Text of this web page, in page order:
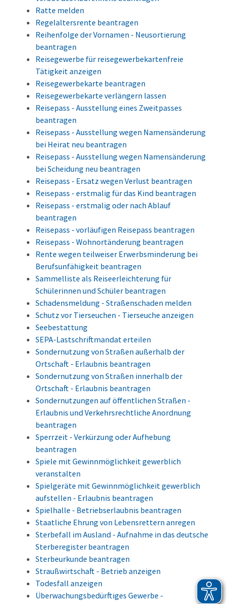
Ratte melden
Regelaltersrente beantragen
Reihenfolge der Vornamen - Neusortierung
beantragen
Reisegewerbe für reisegewerbekartenfreie
Tätigkeit anzeigen
Reisegewerbekarte beantragen
Reisegewerbekarte verlängern lassen
Reisepass - Ausstellung eines Zweitpasses
beantragen
Reisepass - Ausstellung wegen Namensänderung
bei Heirat neu beantragen
Reisepass - Ausstellung wegen Namensänderung
bei Scheidung neu beantragen
Reisepass - Ersatz wegen Verlust beantragen
Reisepass - erstmalig für das Kind beantragen
Reisepass - erstmalig oder nach Ablauf
beantragen
Reisepass - vorläufigen Reisepass beantragen
Reisepass - Wohnortänderung beantragen
Rente wegen teilweiser Erwerbsminderung bei
Berufsunfähigkeit beantragen
Sammelliste als Reiseerleichterung für
Schülerinnen und Schüler beantragen
Schadensmeldung - Straßenschaden melden
Schutz vor Tierseuchen - Tierseuche anzeigen
Seebestattung
SEPA-Lastschriftmandat erteilen
Sondernutzung von Straßen außerhalb der
Ortschaft - Erlaubnis beantragen
Sondernutzung von Straßen innerhalb der
Ortschaft - Erlaubnis beantragen
Sondernutzungen auf öffentlichen Straßen -
Erlaubnis und Verkehrsrechtliche Anordnung
beantragen
Sperrzeit - Verkürzung oder Aufhebung
beantragen
Spiele mit Gewinnmöglichkeit gewerblich
veranstalten
Spielgeräte mit Gewinnmöglichkeit gewerblich
aufstellen - Erlaubnis beantragen
Spielhalle - Betriebserlaubnis beantragen
Staatliche Ehrung von Lebensrettern anregen
Sterbefall im Ausland - Aufnahme in das deutsche
Sterberegister beantragen
Sterbeurkunde beantragen
Straußwirtschaft - Betrieb anzeigen
Todesfall anzeigen
Überwachungsbedürftiges Gewerbe -